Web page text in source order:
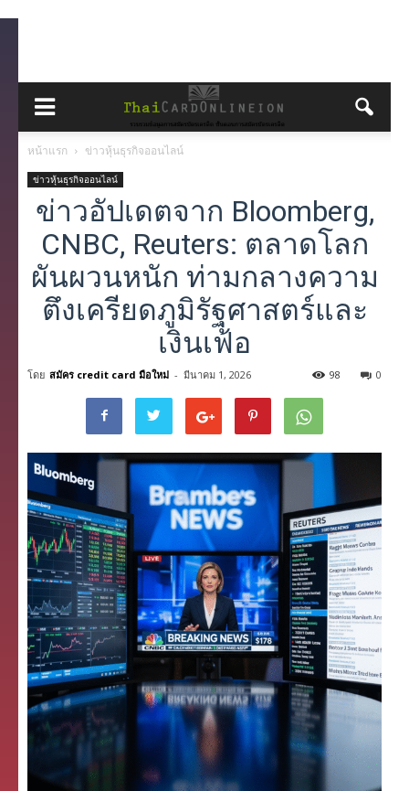
หน้าแรก ข่าวหุ้นธุรกิจออนไลน์
ข่าวหุ้นธุรกิจออนไลน์
ข่าวอัปเดตจาก Bloomberg,
CNBC, Reuters: ตลาดโลก
ผันผวนหนัก ท่ามกลางความ
ตึงเครียดภูมิรัฐศาสตร์และ
เงินเฟ้อ
โดย สมัคร credit card มือใหม่ - มีนาคม 1, 2026 0
98